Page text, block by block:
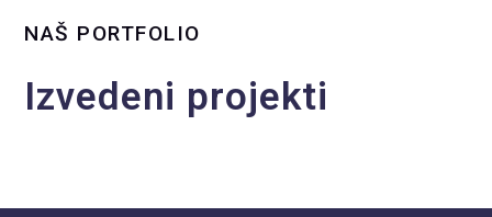
NAŠ PORTFOLIO
Izvedeni projekti